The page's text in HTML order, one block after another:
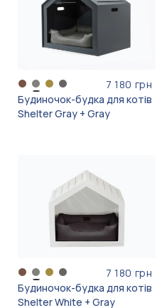
7 180 грн
Будиночок-будка для котів
Shelter Gray + Gray
7 180 грн
Будиночок-будка для котів
Shelter White + Gray